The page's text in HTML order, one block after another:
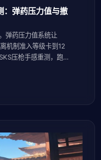
：弹药压力值与撤
弹药压力值系统让
机制准入等级卡到12
压枪手感重测，跑刀